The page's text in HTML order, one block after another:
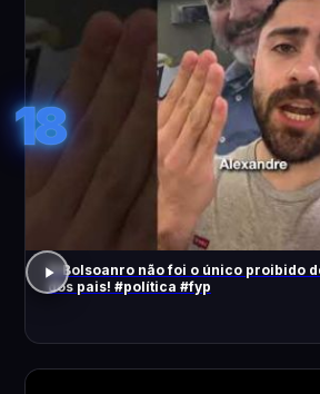
18
O Bolsoanro não foi o único proibido
dos pais! #política #fyp